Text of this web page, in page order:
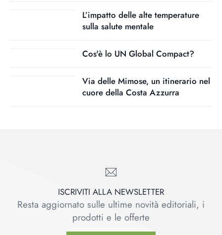
L’impatto delle alte temperature
sulla salute mentale
Cos'è lo UN Global Compact?
Via delle Mimose, un itinerario nel
cuore della Costa Azzurra
ISCRIVITI ALLA NEWSLETTER
Resta aggiornato sulle ultime novità editoriali, i
prodotti e le offerte